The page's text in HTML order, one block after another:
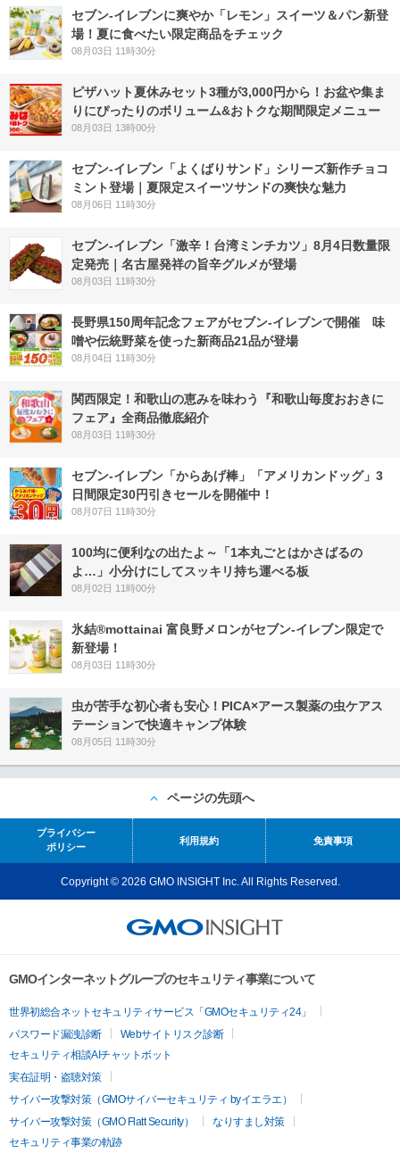
セブン‐イレブンに爽やか「レモン」スイーツ＆パン新登
場！夏に食べたい限定商品をチェック
08月03日 11時30分
ピザハット夏休みセット3種が3,000円から！お盆や集ま
りにぴったりのボリューム&おトクな期間限定メニュー
08月03日 13時00分
セブン‐イレブン「よくばりサンド」シリーズ新作チョコ
ミント登場｜夏限定スイーツサンドの爽快な魅力
08月06日 11時30分
セブン-イレブン「激辛！台湾ミンチカツ」8月4日数量限
定発売｜名古屋発祥の旨辛グルメが登場
08月03日 11時30分
長野県150周年記念フェアがセブン-イレブンで開催 味
噌や伝統野菜を使った新商品21品が登場
08月04日 11時30分
関西限定！和歌山の恵みを味わう『和歌山毎度おおきに
フェア』全商品徹底紹介
08月03日 11時30分
セブン‐イレブン「からあげ棒」「アメリカンドッグ」3
日間限定30円引きセールを開催中！
08月07日 11時30分
100均に便利なの出たよ～「1本丸ごとはかさばるの
よ…」小分けにしてスッキリ持ち運べる板
08月02日 11時00分
氷結®mottainai 富良野メロンがセブン‐イレブン限定で
新登場！
08月03日 11時30分
虫が苦手な初心者も安心！PICA×アース製薬の虫ケアス
テーションで快適キャンプ体験
08月05日 11時30分
ページの先頭へ
プライバシー
ポリシー
利用規約 免責事項
Copyright © 2026 GMO INSIGHT Inc. All Rights Reserved.
GMOインターネットグループのセキュリティ事業について
世界初総合ネットセキュリティサービス「GMOセキュリティ24」
パスワード漏洩診断
Webサイトリスク診断
セキュリティ相談AIチャットボット
実在証明・盗聴対策
サイバー攻撃対策（GMOサイバーセキュリティ byイエラエ）
サイバー攻撃対策（GMO Flatt Security）
なりすまし対策
セキュリティ事業の軌跡